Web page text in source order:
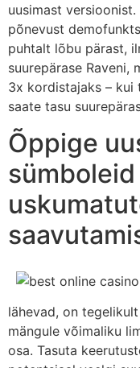
uusimast
põnevust
puhtalt lõbu pärast,
suurepärase Raveni,
3x kordistajaks – kui
saate tasu
Õppige
lähevad, on
mängule võimaliku
osa. Tasuta